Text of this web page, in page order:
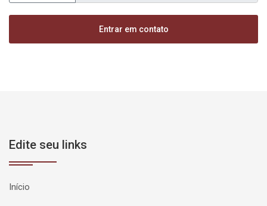
Entrar em contato
Edite seu links
Início